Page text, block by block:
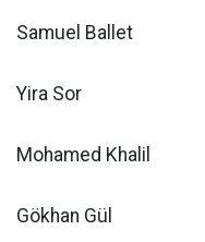
Samuel Ballet
Yira Sor
Mohamed Khalil
Gökhan Gül